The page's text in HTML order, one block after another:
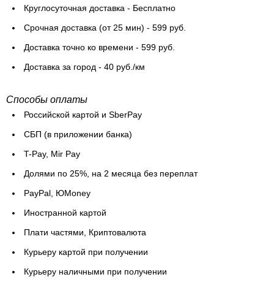
Круглосуточная доставка - Бесплатно
Cрочная доставка (от 25 мин) - 599 руб.
Доставка точно ко времени - 599 руб.
Доставка за город - 40 руб./км
Способы оплаты
Российской картой и SberPay
СБП (в приложении банка)
T-Pay, Mir Pay
Долями по 25%, на 2 месяца без переплат
PayPal, ЮMoney
Иностранной картой
Плати частями, Криптовалюта
Курьеру картой при получении
Курьеру наличными при получении